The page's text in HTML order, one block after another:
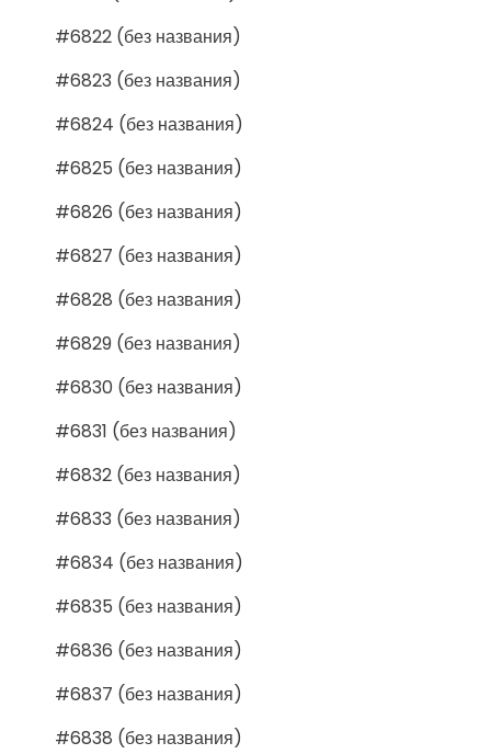
#6822 (без названия)
#6823 (без названия)
#6824 (без названия)
#6825 (без названия)
#6826 (без названия)
#6827 (без названия)
#6828 (без названия)
#6829 (без названия)
#6830 (без названия)
#6831 (без названия)
#6832 (без названия)
#6833 (без названия)
#6834 (без названия)
#6835 (без названия)
#6836 (без названия)
#6837 (без названия)
#6838 (без названия)